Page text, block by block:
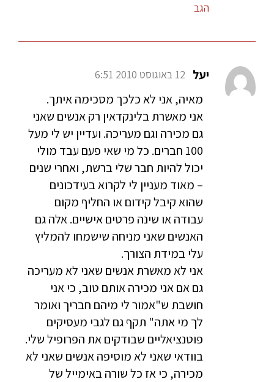
הגב
יעל 12 באוגוסט 2010 6:51
מאיה, אני לא כלכך מסכימה איתך.
אני מאשרת בלינקדאין רק אנשים שאני
גם מכירה וגם מעריכה. ועדיין יש לי מעל
100 חברים. כל מי שאי פעם עבד מולי
יכול להיות חבר שלי ברשת, ואחרי שנים
– מאוד מעניין לי לקרוא בעידכונים
שהוא קיבל קידום או החליף מקום
עבודה או שינה פרטים אישיים. אלה גם
האנשים שאני מניחה שישמחו להמליץ
עלי במידת הצורך.
אני לא מאשרת אנשים שאני לא מעריכה
גם אם אני מכירה אותם טוב, כי אני
חושבת ש"אמור לי מיהם חבריך ואומר
לך מי אתה" תקף גם לגבי מעסיקים
פוטנציאליים שבודקים את הפרופיל שלי.
בוודאי שאני לא מוסיפה אנשים שאני לא
מכירה, כי אז כל שורה באימייל של